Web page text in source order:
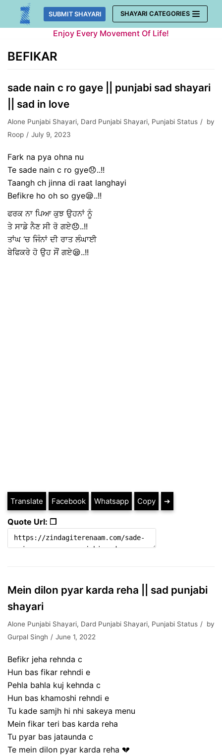
Skip
SUBMIT SHAYARI SHAYARI CATEGORIES
Enjoy Every Movement Of Life!
BEFIKAR
sade nain c ro gaye || punjabi sad shayari
|| sad in love
Alone Punjabi Shayari, Dard Punjabi Shayari, Punjabi Status
by
Roop
July 9, 2023
Fark na pya ohna nu
Te sade nain c ro gye😞..!!
Taangh ch jinna di raat langhayi
Befikre ho oh so gye😪..!!
ਫਰਕ ਨਾ ਪਿਆ ਕੁਝ ਉਹਨਾਂ ਨੂੰ
ਤੇ ਸਾਡੇ ਨੈਣ ਸੀ ਰੋ ਗਏ😞..!!
ਤਾਂਘ ‘ਚ ਜਿੰਨਾਂ ਦੀ ਰਾਤ ਲੰਘਾਈ
ਬੇਫਿਕਰੇ ਹੋ ਉਹ ਸੌਂ ਗਏ😪..!!
Translate Facebook Whatsapp Copy ➔
Quote Url: ❐
Mein dilon pyar karda reha || sad punjabi
shayari
Alone Punjabi Shayari, Dard Punjabi Shayari, Punjabi Status
by
Gurpal Singh
June 1, 2022
Befikr jeha rehnda c
Hun bas fikar rehndi e
Pehla bahla kuj kehnda c
Hun bas khamoshi rehndi e
Tu kade samjh hi nhi sakeya menu
Mein fikar teri bas karda reha
Tu pyar bas jataunda c
Te mein dilon pyar karda reha 💔